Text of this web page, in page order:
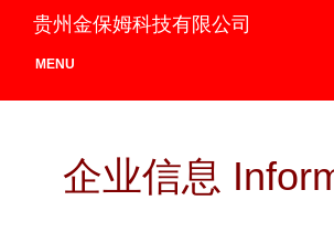
贵州金保姆科技有限公司
MENU
企业信息